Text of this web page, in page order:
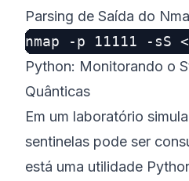
Parsing de Saída do
Python: Monitorando o
Quânticas
Em um laboratório
sentinelas pode ser
está uma utilidade